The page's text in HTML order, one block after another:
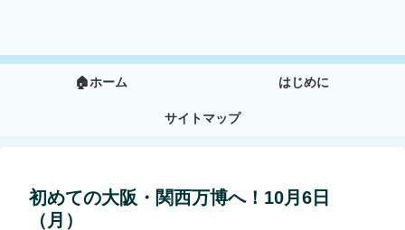
🏠ホーム はじめに
サイトマップ
初めての大阪・関西万博へ！10月6日
（月）